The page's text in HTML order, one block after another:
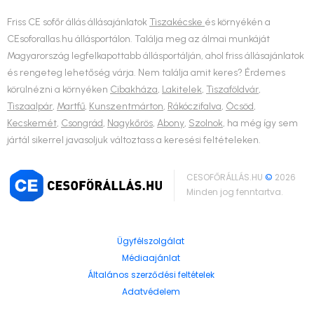
Friss CE sofőr állás állásajánlatok Tiszakécske és környékén a
CEsoforallas.hu állásportálon. Találja meg az álmai munkáját
Magyarország legfelkapottabb állásportálján, ahol friss állásajánlatok
és rengeteg lehetőség várja. Nem találja amit keres? Érdemes
körülnézni a környéken Cibakháza, Lakitelek, Tiszaföldvár,
Tiszaalpár, Martfű, Kunszentmárton, Rákóczifalva, Öcsöd,
Kecskemét, Csongrád, Nagykőrös, Abony, Szolnok, ha még így sem
jártál sikerrel javasoljuk változtass a keresési feltételeken.
CESOFŐRÁLLÁS.HU© 2026
Minden jog fenntartva.
Ügyfélszolgálat
Médiaajánlat
Általános szerződési feltételek
Adatvédelem